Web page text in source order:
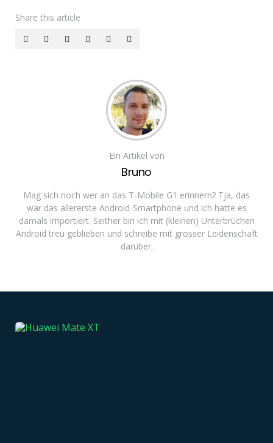
Share this article
Ein Artikel von
Bruno
Mag sich noch wer an das T-Mobile G1 erinnern? Tja, das
war das allererste Android-Smartphone und ich hatte es
damals importiert. Seither bin ich mit (kleinen) Unterbrüchen
Android treu geblieben und schreibe mit grosser Leidenschaft
darüber.